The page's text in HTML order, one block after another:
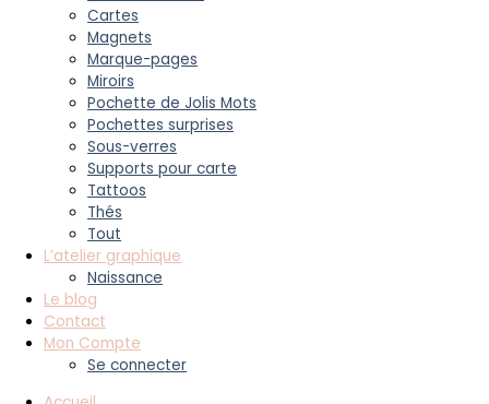
Cartes
Magnets
Marque-pages
Miroirs
Pochette de Jolis Mots
Pochettes surprises
Sous-verres
Supports pour carte
Tattoos
Thés
Tout
L’atelier graphique
Naissance
Le blog
Contact
Mon Compte
Se connecter